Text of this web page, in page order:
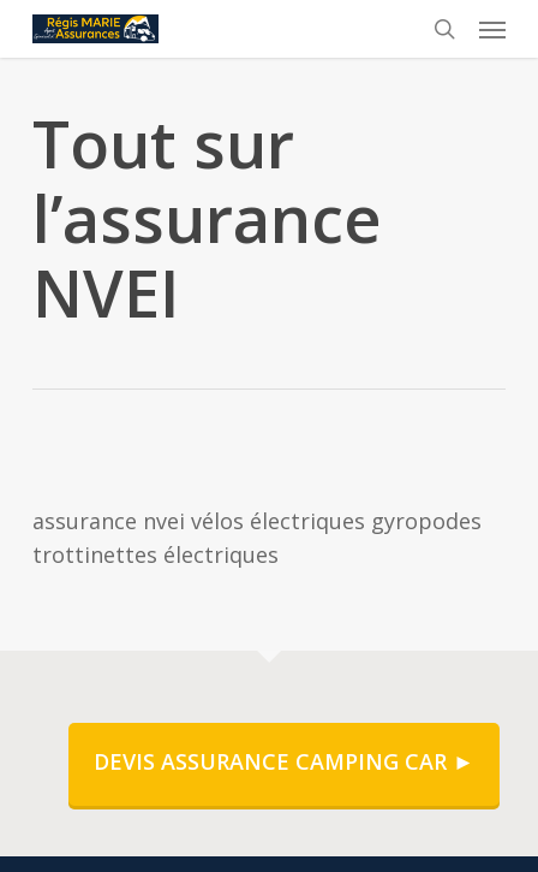
Skip
content
search
Menu
Tout sur
l’assurance
NVEI
assurance nvei vélos électriques gyropodes
trottinettes électriques
DEVIS ASSURANCE CAMPING CAR ►